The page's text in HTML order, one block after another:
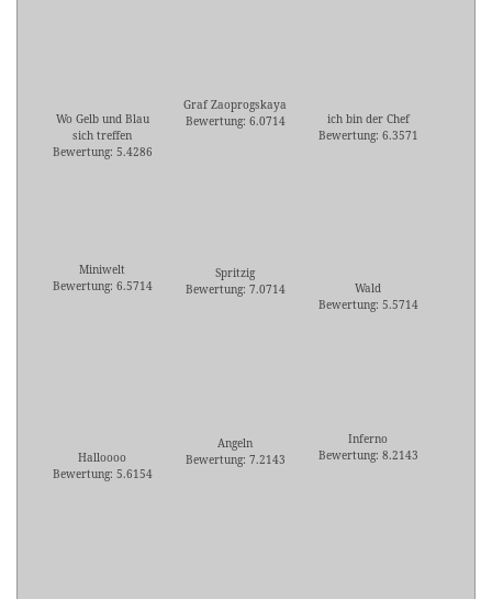
Wo Gelb und Blau
sich treffen
Bewertung: 5.4286
Graf Zaoprogskaya
Bewertung: 6.0714
ich bin der Chef
Bewertung: 6.3571
Miniwelt
Bewertung: 6.5714
Spritzig
Bewertung: 7.0714
Wald
Bewertung: 5.5714
Halloooo
Bewertung: 5.6154
Angeln
Bewertung: 7.2143
Inferno
Bewertung: 8.2143